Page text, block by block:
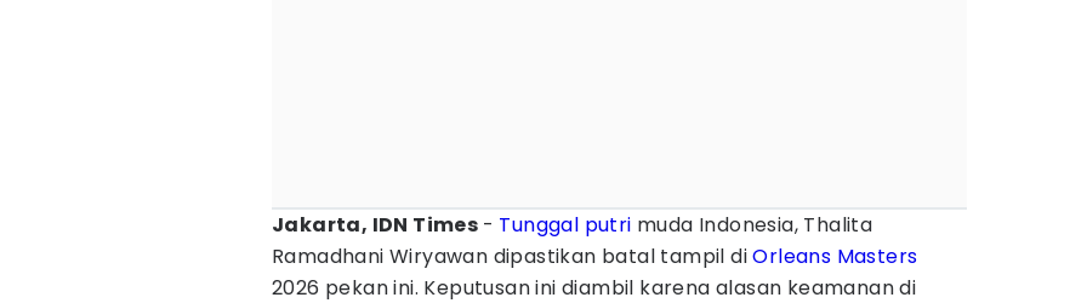
Jakarta, IDN Times - Tunggal putri muda Indonesia, Thalita
Ramadhani Wiryawan dipastikan batal tampil diOrleans Masters
2026 pekan ini. Keputusan ini diambil karena alasan keamanan di